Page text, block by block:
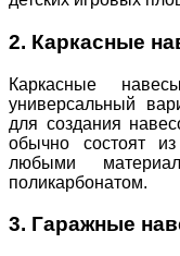
2. Каркасные
Каркасные
универсальный
для создания
обычно состоят
любыми
поликарбонатом.
3. Гаражные